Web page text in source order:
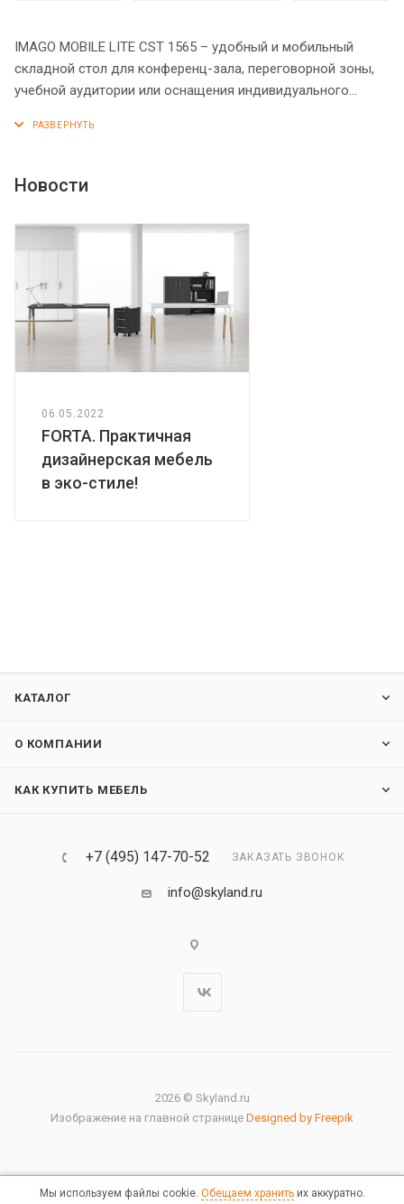
IMAGO MOBILE LITE CST 1565 – удобный и мобильный
складной стол для конференц-зала, переговорной зоны,
учебной аудитории или оснащения индивидуального
каркасом на колесиках, который позволяет его
образом помещения универсального, гибкого назначения.
включает в себя две направляющие из трубы 40х25мм с
рычагами для фиксации столешницы с каждой из сторон.
Размеры одного стола в сложенном состоянии:
1350/1550х644,5х1100мм. При составлении нескольких
столов каждый стол добавляет 135 мм к глубине и 80 мм к
Новости
06.05.2022
FORTA. Практичная
дизайнерская мебель
в эко-стиле!
КАТАЛОГ
О КОМПАНИИ
КАК КУПИТЬ МЕБЕЛЬ
+7 (495) 147-70-52 ЗАКАЗАТЬ ЗВОНОК
info@skyland.ru
2026 © Skyland.ru
Изображение на главной странице Designed by Freepik
Правовая информация
Мы используем файлы cookie. Обещаем хранитьих аккуратно.